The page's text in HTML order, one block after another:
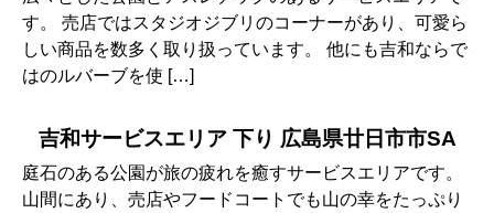
す。 売店ではスタジオジブリのコーナーがあり、可愛ら
しい商品を数多く取り扱っています。 他にも吉和ならで
はのルバーブを使 […]
吉和サービスエリア 下り 広島県廿日市市SA
庭石のある公園が旅の疲れを癒すサービスエリアです。
山間にあり、売店やフードコートでも山の幸をたっぷり